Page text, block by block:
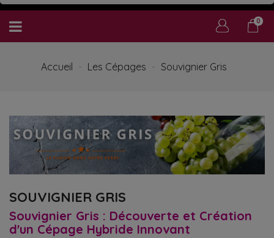
0
Accueil Les Cépages Souvignier Gris
SOUVIGNIER GRIS
Souvignier Gris : Découverte et Création
d'un Cépage Hybride Innovant